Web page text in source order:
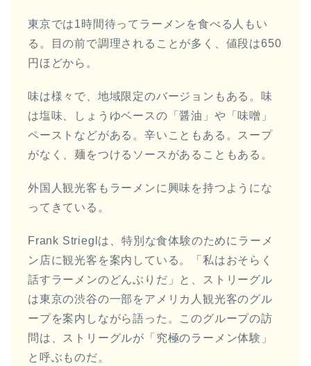
東京では1時間待ってラーメンを食べる人もい
る。目の前で調理されることが多く、値段は650
円ほどから。
味は様々で、地域限定のバージョンもある。味
は塩味、しょうゆベースの「醤油」や「味噌」
ペーストなどがある。辛いこともある。スープ
がなく、麺をつけるソースがあることもある。
外国人観光客もラーメンに興味を持つようにな
ってきている。
Frank Strieglは、特別な食体験のためにラーメ
ン店に観光客を案内している。「私はおそらく
話すラーメンのどんぶりだ」と、ストリーグル
は東京の渋谷の一部をアメリカ人観光客のグル
ープを案内しながら語った。このグループの訪
問は、ストリーグルが「究極のラーメン体験」
と呼ぶものだ。